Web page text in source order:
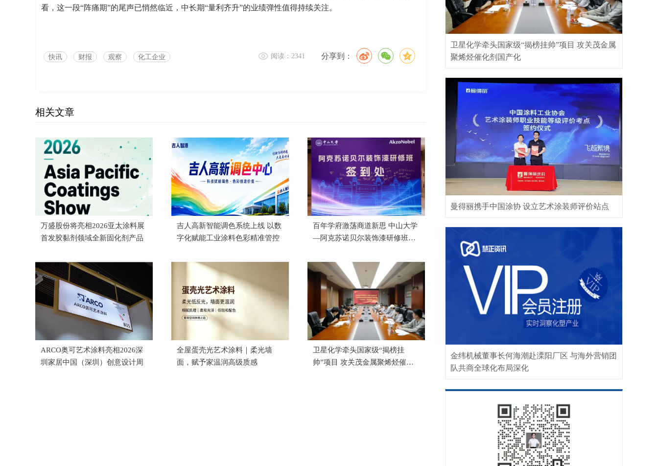
看，这一段“阵痛期”的尾声已悄然临近，中长期“量利齐升”的业绩弹性值得持续关注。
快讯 财报 观察 化工企业 阅读：2341 分享到：
相关文章
万盛股份将亮相2026亚太涂料展
首发胶黏剂领域全新固化剂产品
吉人高新智能调色系统上线 以数
字化赋能工业涂料色彩精准管控
百年学府激荡商道新思 中山大学
—阿克苏诺贝尔装饰漆研修班成
ARCO奥可艺术涂料亮相2026深
圳家居中国（深圳）创意设计周
全屋蛋壳光艺术涂料｜柔光墙
面，赋予家温润高级质感
卫星化学牵头国家级“揭榜挂
帅”项目 攻关茂金属聚烯烃催化
卫星化学牵头国家级“揭榜挂帅”项目 攻关茂金属
聚烯烃催化剂国产化
曼得丽携手中国涂协 设立艺术涂装师评价站点
金纬机械董事长何海潮赴溧阳厂区 与海外营销团
队共商全球化布局深化